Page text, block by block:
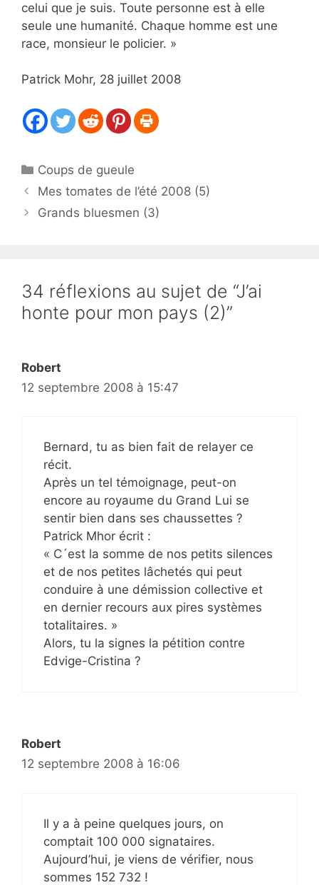
celui que je suis. Toute personne est à elle
seule une humanité. Chaque homme est une
race, monsieur le policier. »
Patrick Mohr, 28 juillet 2008
Catégories
Coups de gueule
Mes tomates de l’été 2008 (5)
Grands bluesmen (3)
34 réflexions au sujet de “J’ai
honte pour mon pays (2)”
Robert
12 septembre 2008 à 15:47
Bernard, tu as bien fait de relayer ce
récit.
Après un tel témoignage, peut-on
encore au royaume du Grand Lui se
sentir bien dans ses chaussettes ?
Patrick Mhor écrit :
« C´est la somme de nos petits silences
et de nos petites lâchetés qui peut
conduire à une démission collective et
en dernier recours aux pires systèmes
totalitaires. »
Alors, tu la signes la pétition contre
Edvige-Cristina ?
Robert
12 septembre 2008 à 16:06
Il y a à peine quelques jours, on
comptait 100 000 signataires.
Aujourd’hui, je viens de vérifier, nous
sommes 152 732 !